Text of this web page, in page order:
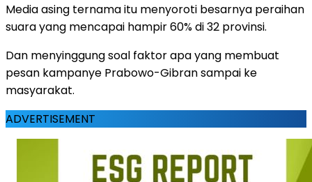
Media asing ternama itu menyoroti besarnya peraihan
suara yang mencapai hampir 60% di 32 provinsi.
Dan menyinggung soal faktor apa yang membuat
pesan kampanye Prabowo-Gibran sampai ke
masyarakat.
ADVERTISEMENT